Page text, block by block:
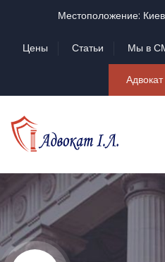
Местоположение: Киев
Цены Статьи Мы в